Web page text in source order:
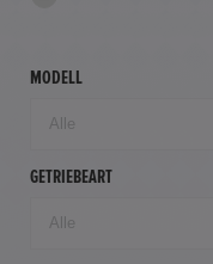
MODELL
GETRIEBEART